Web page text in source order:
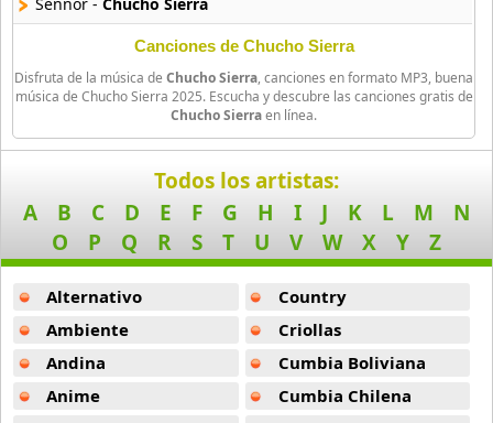
Jazz Tangeros
9 músicas online
Jessy J
Ladies Choice
10 músicas online
Lonely Heart 2
Louis Armstrong
Saxo Y Playa -Chucho Sierra
Canciones de Chucho Sierra
Disfruta de la música de Chucho Sierra, canciones en formato MP3, buena
música de Chucho Sierra 2025. Escucha y descubre las canciones gratis de
Chucho Sierraen línea.
Todos los artistas:
A
B C D E F G H I J K L M
N
O
P Q R S T U V W X Y Z
Alternativo
Ambiente
Andina
Anime
Country
Criollas
Cumbia Boliviana
Cumbia Chilena